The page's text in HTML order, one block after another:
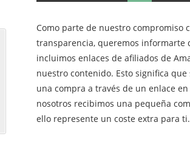
Como parte de nuestro compromiso
transparencia, queremos informarte
incluimos enlaces de afiliados de
nuestro contenido. Esto significa que
una compra a través de un enlace
nosotros recibimos una pequeña
ello represente un coste extra para ti.